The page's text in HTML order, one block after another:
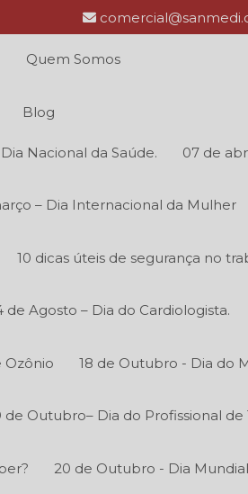
Quem Somos
Blog
Nacional da Saúde. 07 de
– Dia Internacional da Mulher
10 dicas úteis de segurança no
de Agosto – Dia do Cardiologista.
Ozônio 18 de Outubro - Dia do
de Outubro– Dia do Profissional
20 de Outubro - Dia